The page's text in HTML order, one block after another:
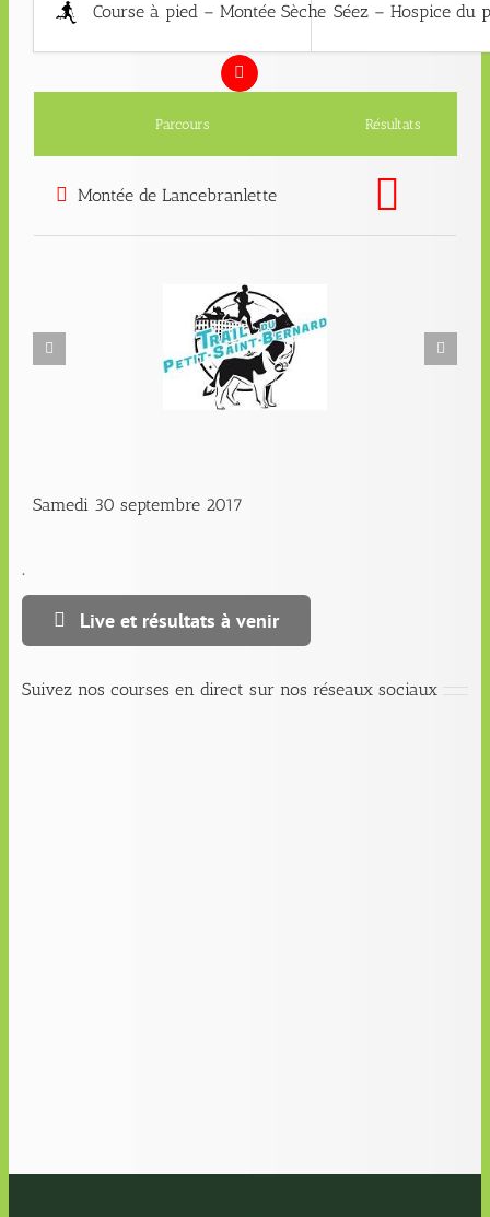
Course à pied – Montée Sèche Séez – Hospice du
Parcours Résultats
Montée de Lancebranlette
Samedi 30 septembre 2017
.
Live et résultats à venir
Suivez nos courses en direct sur nos réseaux sociaux